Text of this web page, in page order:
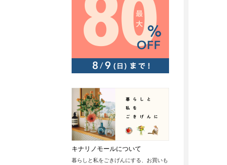
キナリノモールについて
暮らしと私をごきげんにする、お買いも